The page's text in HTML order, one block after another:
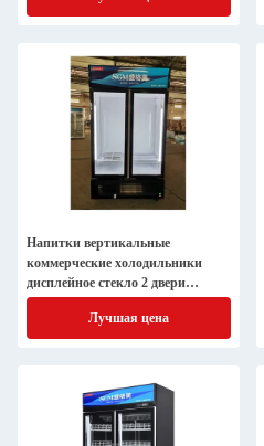
Напитки вертикальные
коммерческие холодильники
дисплейное стекло 2 двери
вертикальный охладитель
Лучшая цена